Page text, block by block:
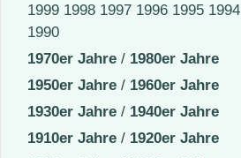
1999 1998 1997 1996 1995 1994
1990
1970er Jahre / 1980er Jahre
1950er Jahre / 1960er Jahre
1930er Jahre / 1940er Jahre
1910er Jahre / 1920er Jahre